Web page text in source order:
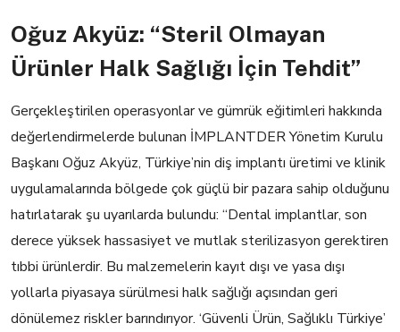
Oğuz Akyüz: “Steril Olmayan
Ürünler Halk Sağlığı İçin Tehdit”
Gerçekleştirilen operasyonlar ve gümrük eğitimleri hakkında
değerlendirmelerde bulunan İMPLANTDER Yönetim Kurulu
Başkanı Oğuz Akyüz, Türkiye’nin diş implantı üretimi ve klinik
uygulamalarında bölgede çok güçlü bir pazara sahip olduğunu
hatırlatarak şu uyarılarda bulundu: “Dental implantlar, son
derece yüksek hassasiyet ve mutlak sterilizasyon gerektiren
tıbbi ürünlerdir. Bu malzemelerin kayıt dışı ve yasa dışı
yollarla piyasaya sürülmesi halk sağlığı açısından geri
dönülemez riskler barındırıyor. ‘Güvenli Ürün, Sağlıklı Türkiye’